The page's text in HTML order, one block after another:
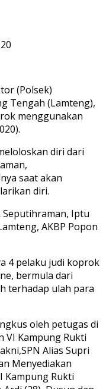
(Polsek)
Tengah (Lamteng),
menggunakan
diri dari
saat akan
diri.
Iptu
AKBP Popon
4 pelaku judi koprok
bermula dari
terhadap ulah para
oleh petugas di
VI Kampung Rukti
Alias Supri
Menyediakan
Kampung Rukti